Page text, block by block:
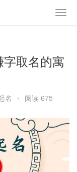
取名的寓
名 • 阅读 675